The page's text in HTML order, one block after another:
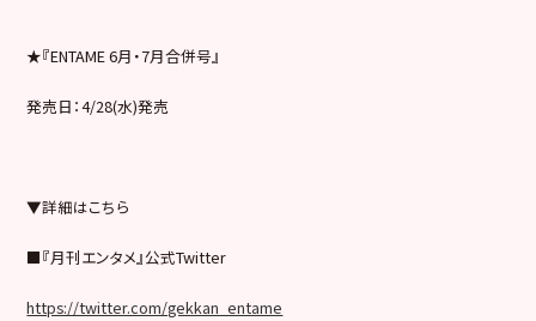
★『ENTAME 6月・7月合併号』
発売日：4/28(水)発売
▼詳細はこちら
■『月刊エンタメ』公式Twitter
https://twitter.com/gekkan_entame